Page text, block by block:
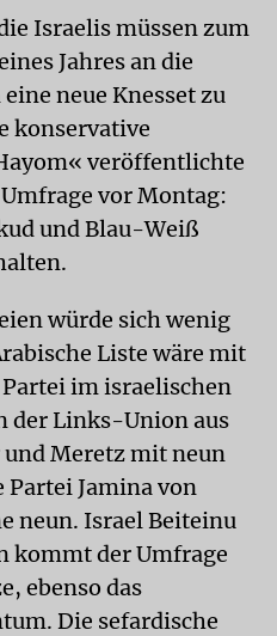
Israelis müssen zum
Jahres an die
neue Knesset zu
konservative
veröffentlichte
vor Montag:
und Blau-Weiß
würde sich wenig
Liste wäre mit
im israelischen
der Links-Union aus
Meretz mit neun
Partei Jamina von
neun. Israel Beiteinu
kommt der Umfrage
ebenso das
Die sefardische